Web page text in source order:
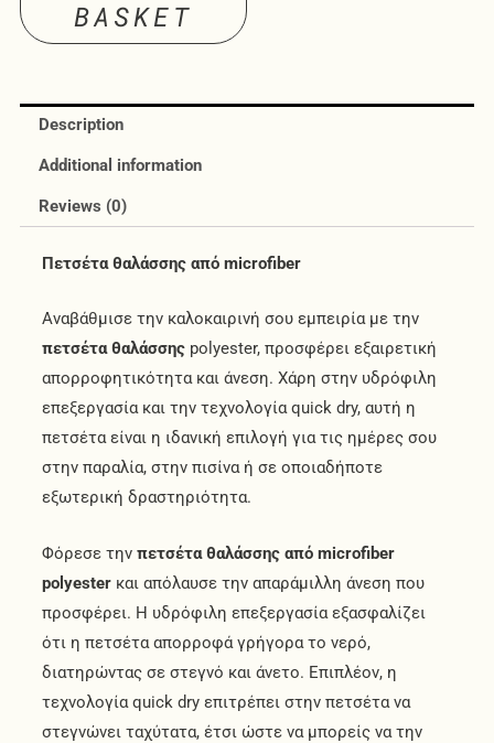
BASKET
Description
Additional information
Reviews (0)
Πετσέτα θαλάσσης από microfiber
Αναβάθμισε την καλοκαιρινή σου εμπειρία με την
πετσέτα θαλάσσης polyester, προσφέρει εξαιρετική
απορροφητικότητα και άνεση. Χάρη στην υδρόφιλη
επεξεργασία και την τεχνολογία quick dry, αυτή η
πετσέτα είναι η ιδανική επιλογή για τις ημέρες σου
στην παραλία, στην πισίνα ή σε οποιαδήποτε
εξωτερική δραστηριότητα.
Φόρεσε την πετσέτα θαλάσσης από microfiber
polyesterκαι απόλαυσε την απαράμιλλη άνεση που
προσφέρει. Η υδρόφιλη επεξεργασία εξασφαλίζει
ότι η πετσέτα απορροφά γρήγορα το νερό,
διατηρώντας σε στεγνό και άνετο. Επιπλέον, η
τεχνολογία quick dry επιτρέπει στην πετσέτα να
στεγνώνει ταχύτατα, έτσι ώστε να μπορείς να την